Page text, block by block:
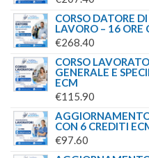
CORSO DATORE
LAVORO – 16 ORE
€268.40
CORSO
GENERALE E
ECM
€115.90
CON 6 CREDITI
€97.60